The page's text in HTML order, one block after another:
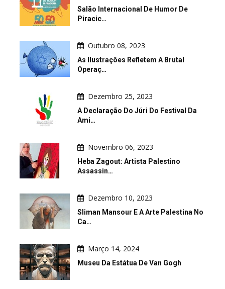
Salão Internacional De Humor De
Piracic…
Outubro 08, 2023
As Ilustrações Refletem A Brutal
Operaç…
Dezembro 25, 2023
A Declaração Do Júri Do Festival Da
Ami…
Novembro 06, 2023
Heba Zagout: Artista Palestino
Assassin…
Dezembro 10, 2023
Sliman Mansour E A Arte Palestina No
Ca…
Março 14, 2024
Museu Da Estátua De Van Gogh